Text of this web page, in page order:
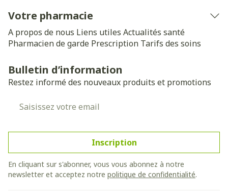
Votre pharmacie
A propos de nous Liens utiles Actualités santé
Pharmacien de garde Prescription Tarifs des soins
Bulletin d’information
Restez informé des nouveaux produits et promotions
Inscription
En cliquant sur s'abonner, vous vous abonnez à notre
newsletter et acceptez notre politique de confidentialité.